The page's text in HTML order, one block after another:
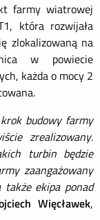
farmy wiatrowej
która rozwijała
zlokalizowaną na
w powiecie
każda o mocy 2
budowy farmy
zrealizowany.
turbin będzie
zaangażowany
także ekipa ponad
Więcławek,